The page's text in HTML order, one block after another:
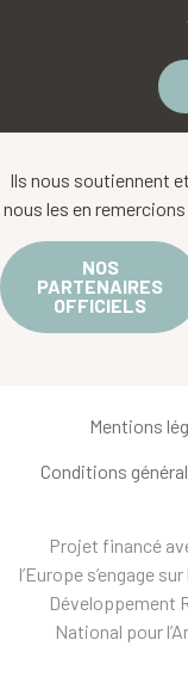
Ils nous soutiennent et
nous les en remercions
NOS
PARTENAIRES
OFFICIELS
Mentions
Conditions
Projet financé
l’Europe s’engage
Développement
National pour